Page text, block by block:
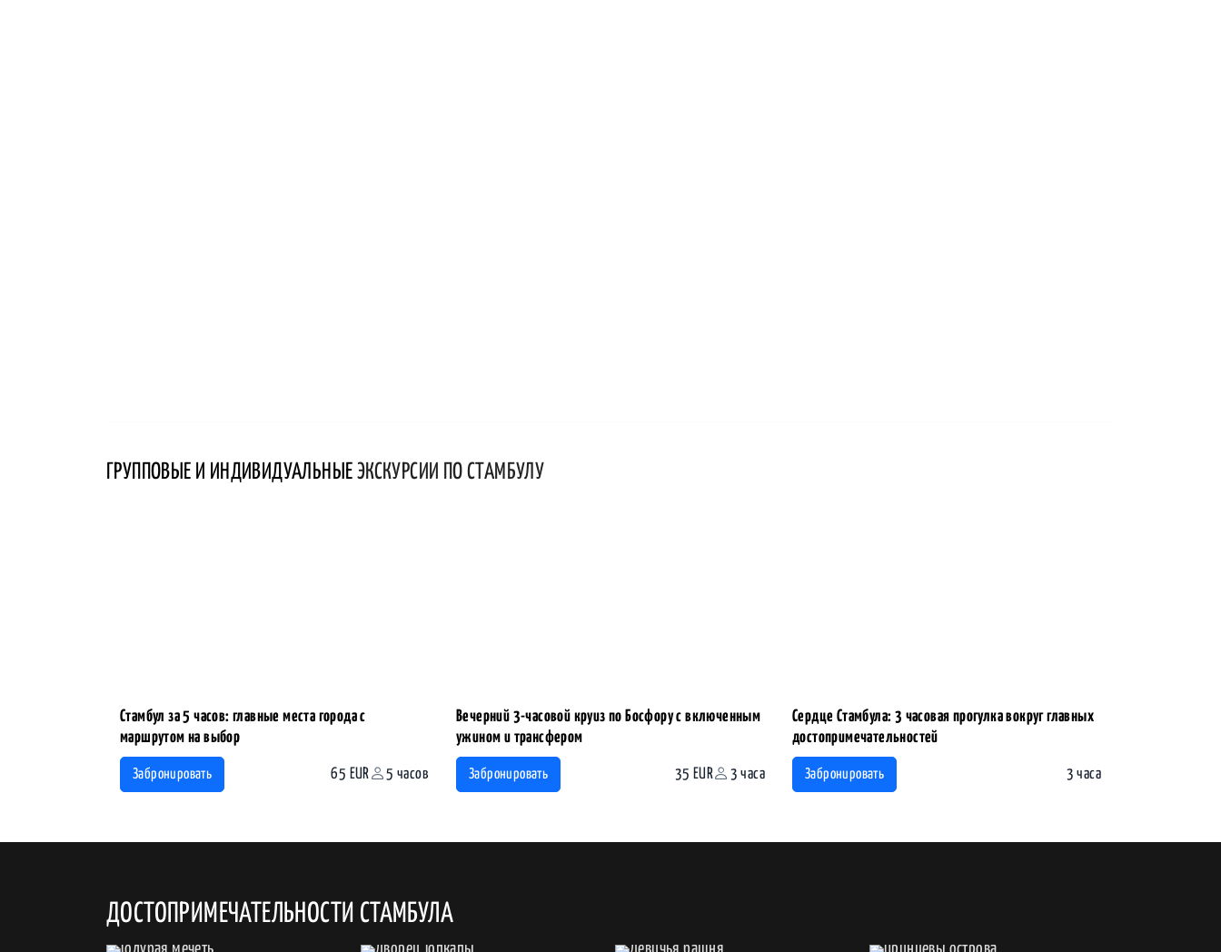
ГРУППОВЫЕ И ИНДИВИДУАЛЬНЫЕ ЭКСКУРСИИ ПО СТАМБУЛУ
Стамбул за 5 часов: главные места города с
маршрутом на выбор
Забронировать 65 EUR 5 часов
Вечерний 3-часовой круиз по Босфору с включенным
ужином и трансфером
Забронировать 35 EUR 3 часа
Сердце Стамбула: 3 часовая прогулка вокруг главных
достопримечательностей
Забронировать 3 часа
ДОСТОПРИМЕЧАТЕЛЬНОСТИ СТАМБУЛА